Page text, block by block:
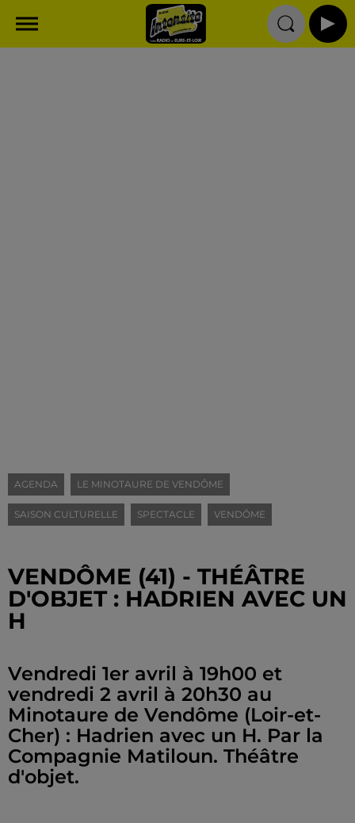
AGENDA LE MINOTAURE DE VENDÔME
SAISON CULTURELLE SPECTACLE VENDÔME
VENDÔME (41) - THÉÂTRE
D'OBJET : HADRIEN AVEC UN
H
Vendredi 1er avril à 19h00 et
vendredi 2 avril à 20h30 au
Minotaure de Vendôme (Loir-et-
Cher) : Hadrien avec un H. Par la
Compagnie Matiloun. Théâtre
d'objet.